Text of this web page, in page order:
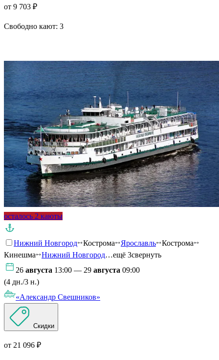
от 9 703 ₽
Свободно кают: 3
осталось 2 каюты
Нижний Новгород Кострома Ярославль
Кострома
Кинешма
Нижний Новгород…ещё 3свернуть
26 августа 13:00 — 29 августа 09:00
(4 дн./3 н.)
«Александр Свешников»
Скидки
от 21 096 ₽